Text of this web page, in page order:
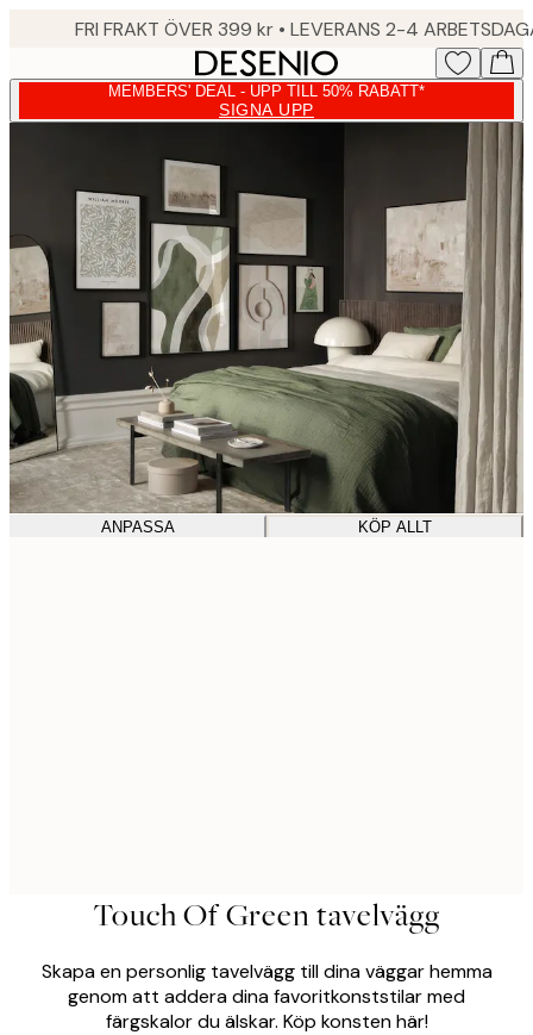
FRI FRAKT ÖVER 399 kr • LEVERANS 2-4
MEMBERS' DEAL - UPP TILL 50% RABATT*
SIGNA UPP
ANPASSA KÖP ALLT
Touch Of Green tavelvägg
Skapa en personlig tavelvägg till dina väggar hemma
genom att addera dina favoritkonststilar med
färgskalor du älskar. Köp konsten här!